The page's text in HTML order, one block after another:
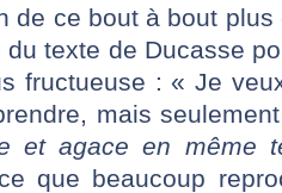
de ce bout à bout
texte de Ducasse
fructueuse : « Je
mais
et agace en même
que beaucoup